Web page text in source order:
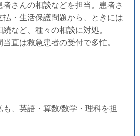
さんの相談などを担当。 患者さ
払・生活保護問題から、ときには
など、種々の相談に対処。
直は救急患者の受付で多忙。
も、英語・算数/数学・理科を担